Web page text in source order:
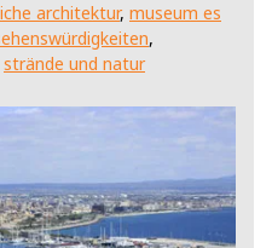
architektur, museum es
,
strände und natur